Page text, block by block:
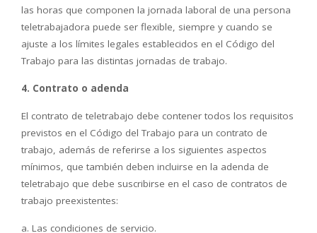
las horas que componen la jornada laboral de una persona
teletrabajadora puede ser flexible, siempre y cuando se
ajuste a los límites legales establecidos en el Código del
Trabajo para las distintas jornadas de trabajo.
4. Contrato o adenda
El contrato de teletrabajo debe contener todos los requisitos
previstos en el Código del Trabajo para un contrato de
trabajo, además de referirse a los siguientes aspectos
mínimos, que también deben incluirse en la adenda de
teletrabajo que debe suscribirse en el caso de contratos de
trabajo preexistentes:
a. Las condiciones de servicio.